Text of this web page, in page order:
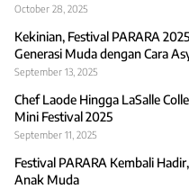
October 28, 2025
Kekinian, Festival PARARA
Generasi Muda dengan Cara
September 13, 2025
Chef Laode Hingga LaSalle
Mini Festival 2025
September 11, 2025
Festival PARARA Kembali
Anak Muda